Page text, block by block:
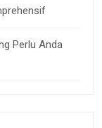
Perlu Anda